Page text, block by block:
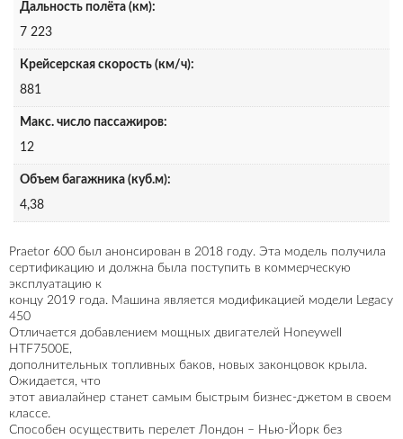
Дальность полёта (км):
7 223
Крейсерская скорость (км/ч):
881
Макс. число пассажиров:
12
Объем багажника (куб.м):
4,38
Praetor 600 был анонсирован в 2018 году. Эта модель получила
сертификацию и должна была поступить в коммерческую
эксплуатацию к
концу 2019 года. Машина является модификацией модели Legacy
450
Отличается добавлением мощных двигателей Honeywell
HTF7500E,
дополнительных топливных баков, новых законцовок крыла.
Ожидается, что
этот авиалайнер станет самым быстрым бизнес-джетом в своем
классе.
Способен осуществить перелет Лондон – Нью-Йорк без